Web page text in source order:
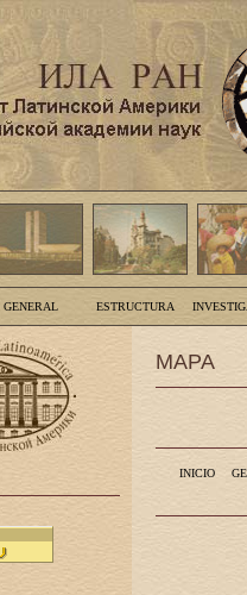
GENERAL ESTRUCTURA
MAPA
INICIO